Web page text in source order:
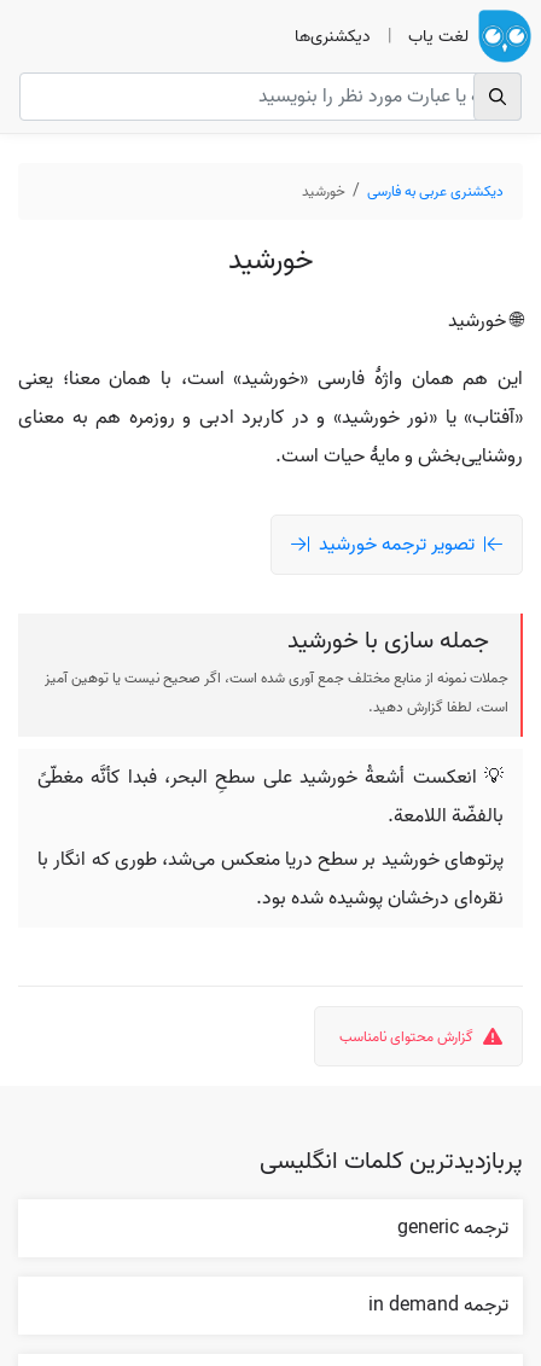
لغت یاب | دیکشنری‌ها
دیکشنری عربی به فارسی خورشید
خورشید
🌐 خورشید
این هم همان واژهٔ فارسی «خورشيد» است، با همان معنا؛ یعنی
«آفتاب» یا «نور خورشید» و در کاربرد ادبی و روزمره هم به معنای
روشنایی‌بخش و مایهٔ حیات است.
تصویر ترجمه خورشید
جمله سازی با خورشید
جملات نمونه از منابع مختلف جمع آوری شده است، اگر صحیح نیست یا توهین آمیز
است، لطفا گزارش دهید.
💡 انعكست أشعةُ خورشید على سطحِ البحر، فبدا كأنَّه مغطّىً
بالفضّة اللامعة.
پرتوهای خورشید بر سطح دریا منعکس می‌شد، طوری که انگار با
نقره‌ای درخشان پوشیده شده بود.
گزارش محتوای نامناسب
پربازدیدترین کلمات انگلیسی
ترجمه generic
ترجمه in demand